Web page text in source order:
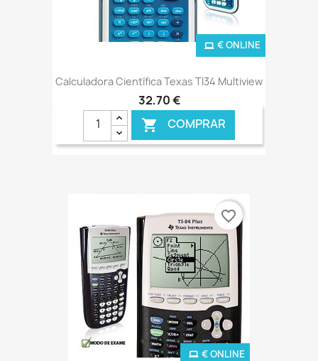
Calculadora Científica Texas TI34 Multiview
32,70 €
 COMPRAR
€ ONLINE
€ ONLINE
favorite_border